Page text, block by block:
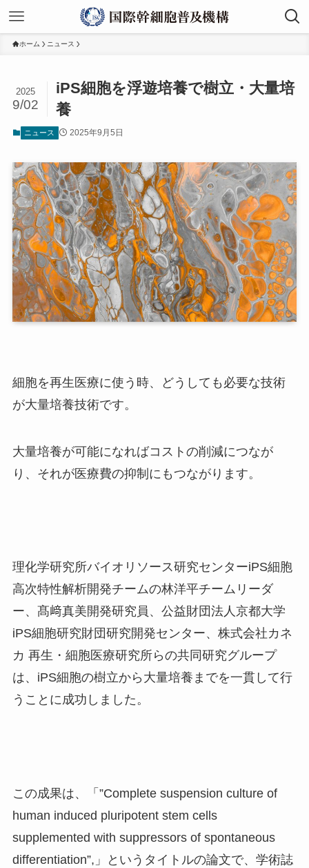
ホーム ニュース
iPS細胞を浮遊培養で樹立・大量培
養
2025
9/02
ニュース 2025年9月5日
細胞を再生医療に使う時、どうしても必要な技術
が大量培養技術です。
大量培養が可能になればコストの削減につなが
り、それが医療費の抑制にもつながります。
理化学研究所バイオリソース研究センターiPS細胞
高次特性解析開発チームの林洋平チームリーダ
ー、髙﨑真美開発研究員、公益財団法人京都大学
iPS細胞研究財団研究開発センター、株式会社カネ
カ 再生・細胞医療研究所らの共同研究グループ
は、iPS細胞の樹立から大量培養までを一貫して行
うことに成功しました。
この成果は、「”Complete suspension culture of
human induced pluripotent stem cells
supplemented with suppressors of spontaneous
differentiation”,」というタイトルの論文で、学術誌